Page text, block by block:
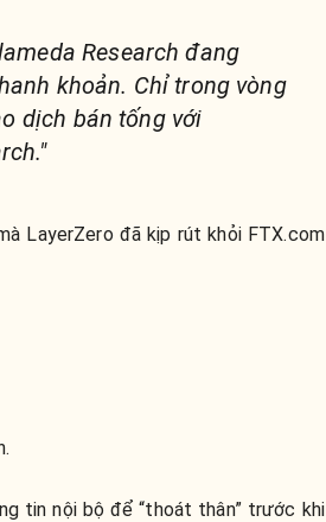
Research đang
khoản. Chỉ trong vòng
dịch bán tống với
LayerZero đã kịp rút khỏi FTX.com
tin nội bộ để “thoát thân” trước khi